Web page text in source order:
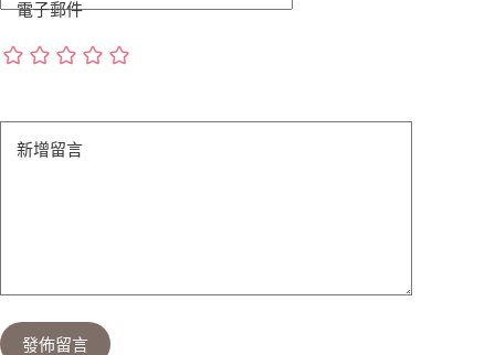
電子郵件
新增留言
發佈留言